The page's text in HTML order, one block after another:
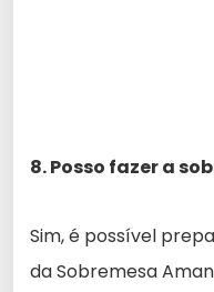
8. Posso fazer a
Sim, é possível
da Sobremesa